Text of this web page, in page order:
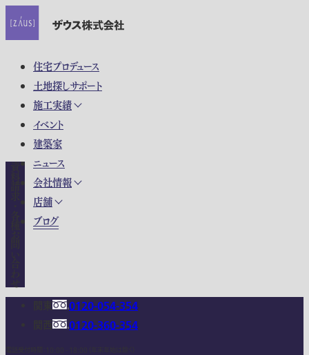
住宅プロデュース
土地探しサポート
施工実績
イベント
建築家
ニュース
会社情報
店舗
ブログ
0120-054-354
0120-360-354